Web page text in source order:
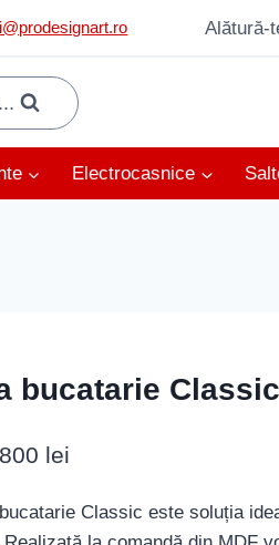
Alătură-
Electrocasnice
bucatarie Classic
lei
Classic este soluția